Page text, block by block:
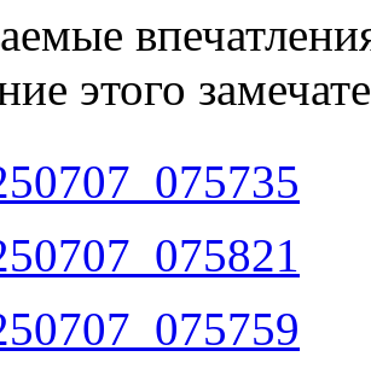
этого